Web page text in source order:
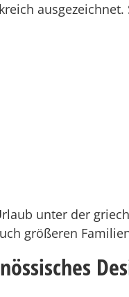
unter der
größeren